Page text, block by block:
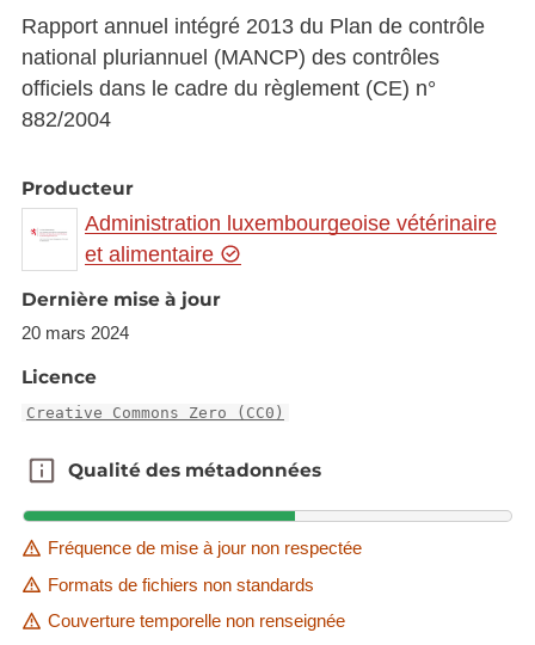
Rapport annuel intégré 2013 du Plan de contrôle
national pluriannuel (MANCP) des contrôles
officiels dans le cadre du règlement (CE) n°
882/2004
Producteur
Administration luxembourgeoise vétérinaire
et alimentaire
Dernière mise à jour
20 mars 2024
Licence
Creative Commons Zero (CC0)
Qualité des métadonnées
Qualité des métadonnées
Fréquence de mise à jour non respectée
Formats de fichiers non standards
Couverture temporelle non renseignée